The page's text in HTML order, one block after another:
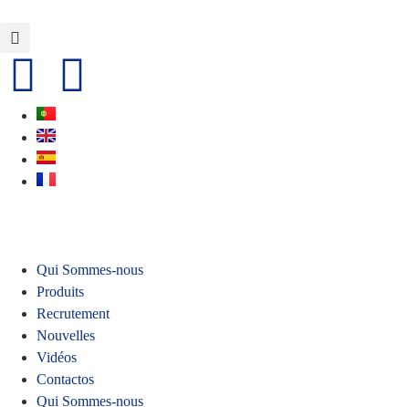
Qui Sommes-nous
Produits
Recrutement
Nouvelles
Vidéos
Contactos
Qui Sommes-nous